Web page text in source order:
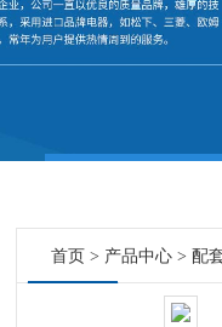
首页 > 产品中心 > 配